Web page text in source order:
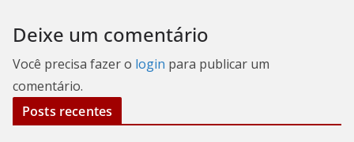
Deixe um comentário
Você precisa fazer o login para publicar um
comentário.
Posts recentes